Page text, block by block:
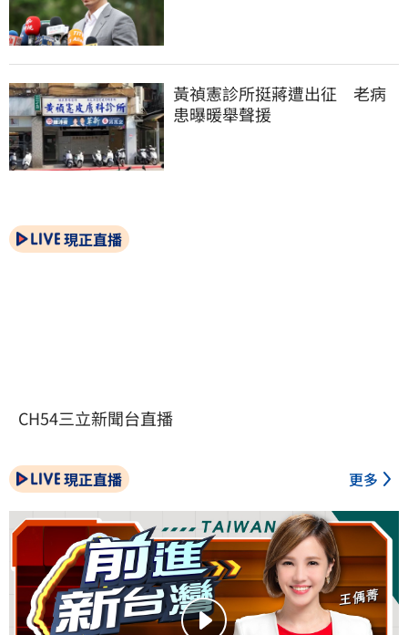
黃禎憲診所挺蔣遭出征　老病
患曝暖舉聲援
現正直播
CH54三立新聞台直播
現正直播 更多